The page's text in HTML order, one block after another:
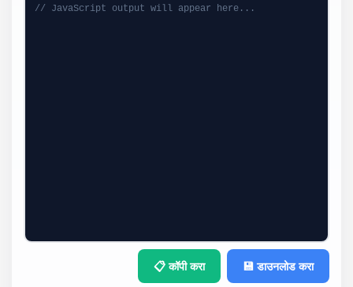
// JavaScript output will appear here...
📋 कॉपी करा 💾 डाउनलोड करा